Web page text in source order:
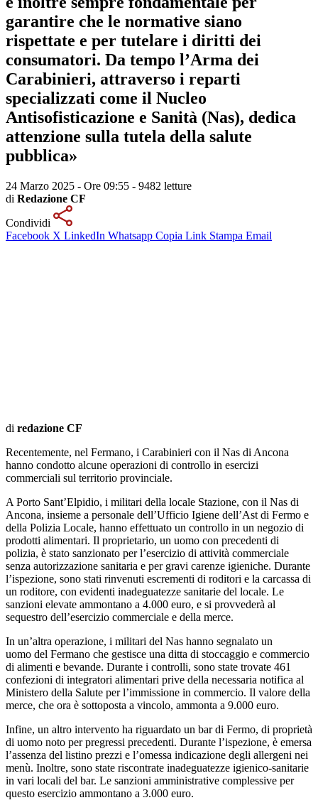
garantire che le normative siano
rispettate e per tutelare i diritti dei
consumatori. Da tempo l’Arma dei
Carabinieri, attraverso i reparti
specializzati come il Nucleo
Antisofisticazione e Sanità (Nas), dedica
attenzione sulla tutela della salute
pubblica»
24 Marzo 2025 - Ore 09:55 - 9482 letture
di Redazione CF
Condividi
Facebook X LinkedIn Whatsapp Copia Link Stampa Email
di redazione CF
Recentemente, nel Fermano, i Carabinieri con il Nas di Ancona
hanno condotto alcune operazioni di controllo in esercizi
commerciali sul territorio provinciale.
A Porto Sant’Elpidio, i militari della locale Stazione, con il Nas di
Ancona, insieme a personale dell’Ufficio Igiene dell’Ast di Fermo e
della Polizia Locale, hanno effettuato un controllo in un negozio di
prodotti alimentari. Il proprietario, un uomo con precedenti di
polizia, è stato sanzionato per l’esercizio di attività commerciale
senza autorizzazione sanitaria e per gravi carenze igieniche. Durante
l’ispezione, sono stati rinvenuti escrementi di roditori e la carcassa di
un roditore, con evidenti inadeguatezze sanitarie del locale. Le
sanzioni elevate ammontano a 4.000 euro, e si provvederà al
sequestro dell’esercizio commerciale e della merce.
In un’altra operazione, i militari del Nas hanno segnalato un
uomo del Fermano che gestisce una ditta di stoccaggio e commercio
di alimenti e bevande. Durante i controlli, sono state trovate 461
confezioni di integratori alimentari prive della necessaria notifica al
Ministero della Salute per l’immissione in commercio. Il valore della
merce, che ora è sottoposta a vincolo, ammonta a 9.000 euro.
Infine, un altro intervento ha riguardato un bar di Fermo, di proprietà
di uomo noto per pregressi precedenti. Durante l’ispezione, è emersa
l’assenza del listino prezzi e l’omessa indicazione degli allergeni nei
menù. Inoltre, sono state riscontrate inadeguatezze igienico-sanitarie
in vari locali del bar. Le sanzioni amministrative complessive per
questo esercizio ammontano a 3.000 euro.